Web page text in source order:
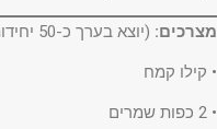
מצרכים: (יוצא בערך כ-50 יחידות)
• קילו קמח
• 2 כפות שמרים